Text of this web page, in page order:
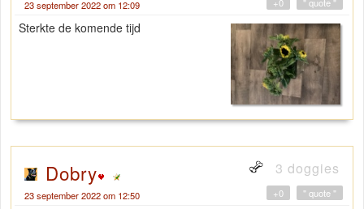
23 september 2022 om 12:09
Sterkte de komende tijd
Dobry 3 doggies
23 september 2022 om 12:50 " quote "
+0